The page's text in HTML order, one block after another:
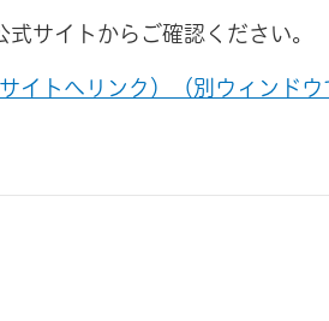
サイトからご確認ください。
トへリンク）（別ウィンドウ